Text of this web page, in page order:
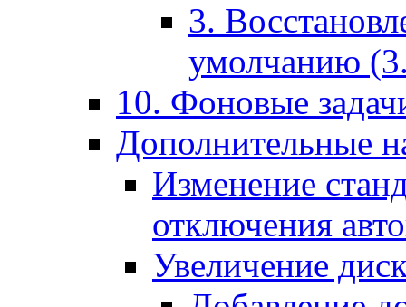
3.
умолчанию
10. Фоновые
Дополнительные
Изменение
отключения
Увеличение